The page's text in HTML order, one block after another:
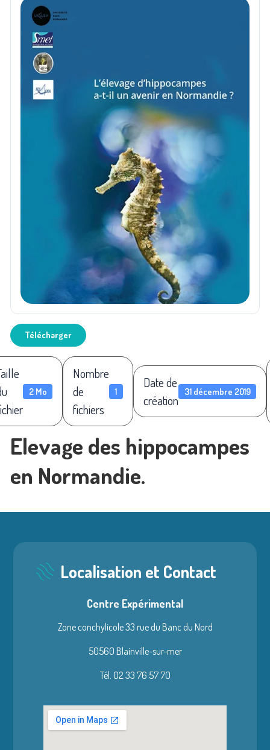
Télécharger
2 Mo
Nombre
de
fichiers
1
Date de
création
31 décembre 2019
Elevage des hippocampes
en Normandie.
Localisation et Contact
Centre Expérimental
Zone conchylicole 33 rue du Banc du Nord
50560 Blainville-sur-mer
Tél. 02 33 76 57 70